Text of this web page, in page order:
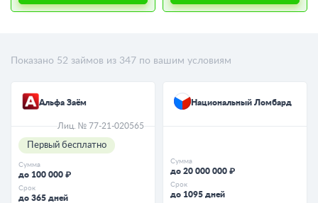
Показано 52 займов из 347 по вашим условиям
Альфа Заём
Лиц. № 77-21-020565
Первый бесплатно
Сумма
до 100 000 ₽
Срок
до 365 дней
Национальный Ломбард
Сумма
до 20 000 000 ₽
Срок
до 1095 дней